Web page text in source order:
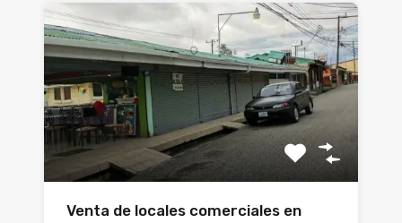
Venta de locales comerciales en